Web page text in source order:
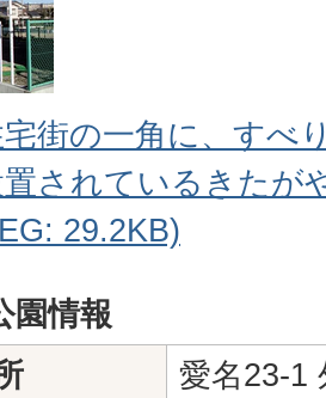
街の一角に、すべ
されているきたが
29.2KB)
園情報
愛名23-1